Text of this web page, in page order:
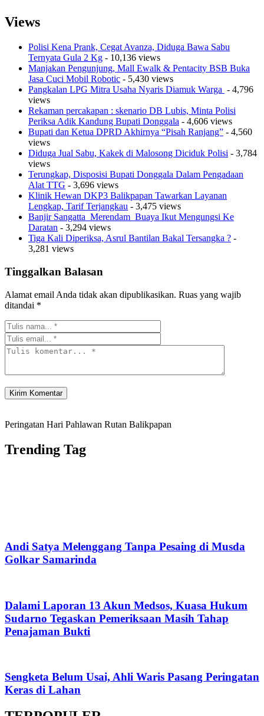
Views
Polisi Kena Prank, Cegat Avanza, Diduga Bawa Sabu
Ternyata Gula 2 Kg - 10,136 views
Manjakan Pengunjung, Mall Ewalk & Pentacity BSB Buka
Jasa Cuci Mobil Robotic - 5,430 views
Pangkalan LPG Mitra Usaha Nyaris Diamuk Warga - 4,796
views
Rekaman percakapan : skenario DB Lubis, Minta Polisi
Periksa Adik Kandung Bupati Donggala - 4,606 views
Bupati dan Ketua DPRD Akhirnya “Pisah Ranjang” - 4,560
views
Diduga Jual Sabu, Kakek di Malosong Diciduk Polisi - 3,784
views
Terungkap, Disposisi Bupati Donggala Dalam Pengadaan
Alat TTG - 3,696 views
Klinik Hewan DKP3 Balikpapan Tawarkan Layanan
Lengkap, Tarif Terjangkau - 3,475 views
Banjir Sangatta Merendam Buaya Ikut Mengungsi Ke
Daratan - 3,294 views
Tiga Kali Diperiksa, Asrul Bantilan Bakal Tersangka ? -
3,281 views
Tinggalkan Balasan
Alamat email Anda tidak akan dipublikasikan. Ruas yang wajib
ditandai *
Peringatan Hari Pahlawan Rutan Balikpapan
Trending Tag
Andi Satya Melenggang Tanpa Pesaing di Musda
Golkar Samarinda
Dalami Laporan 13 Akun Medsos, Kuasa Hukum
Sudarno Tegaskan Pemeriksaan Masih Tahap
Penajaman Bukti
Sengketa Belum Usai, Ahli Waris Pasang Peringatan
Keras di Lahan